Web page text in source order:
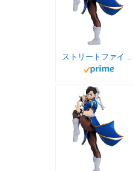
ストリートファイターシリーズ 春麗 ノンスケール プラスチック製 塗装済み完成品フィギュア M04340 18cm